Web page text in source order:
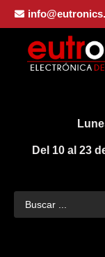
Del 10 al 23